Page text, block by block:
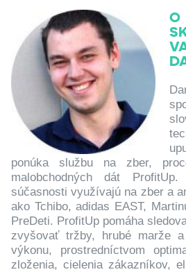
ponúka službu na zber,
malobchodných dát
súčasnosti využívajú na zber a
ako Tchibo, adidas EAST,
PreDeti. ProfitUp pomáha
zvyšovať tržby, hrubé marže
výkonu, prostredníctvom
zloženia, cielenia zákazníkov,